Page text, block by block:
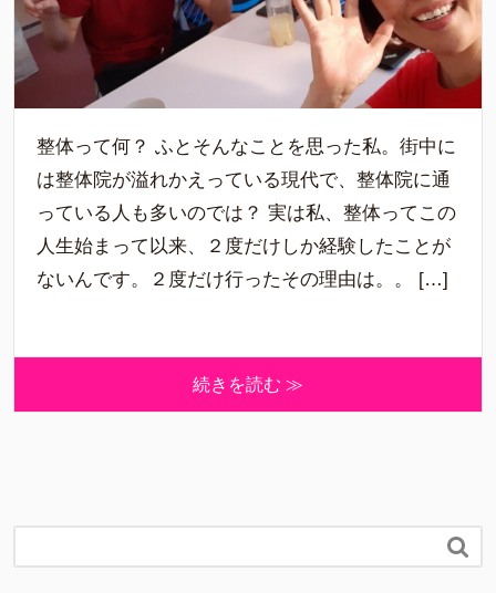
整体って何？ ふとそんなことを思った私。街中に
は整体院が溢れかえっている現代で、整体院に通
っている人も多いのでは？ 実は私、整体ってこの
人生始まって以来、２度だけしか経験したことが
ないんです。２度だけ行ったその理由は。。 […]
続きを読む ≫
